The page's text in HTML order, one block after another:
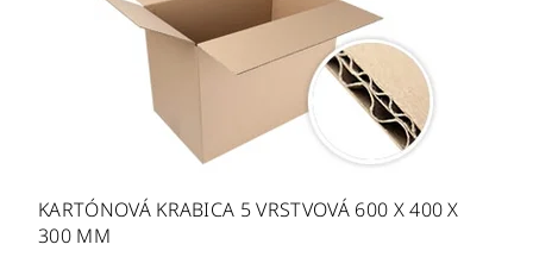
KARTÓNOVÁ KRABICA 5 VRSTVOVÁ 600 X 400 X
300 MM